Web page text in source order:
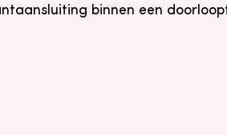
binnen een